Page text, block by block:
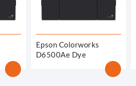
Epson Colorworks
D6500Ae Dye